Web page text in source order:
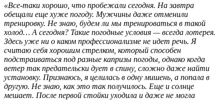
«Все-таки хорошо, что пробежали сегодня. На завтра
обещали еще хуже погоду. Мужчины даже отменили
тренировку. Не знаю, будем ли мы тренироваться в такой
холод… А сегодня? Такие погодные условия — всегда лотерея.
Здесь уже ни о каком профессионализме не идет речь. Я
считаю себя хорошим стрелком, который способен
подстраиваться под разные капризы погоды, однако когда
ветер так предательски дует в спину, сложно даже найти
установку. Признаюсь, я целилась в одну мишень, а попала в
другую. Не знаю, как это так получилось. Еще и солнце
мешает. После первой стойки уходила и даже не могла